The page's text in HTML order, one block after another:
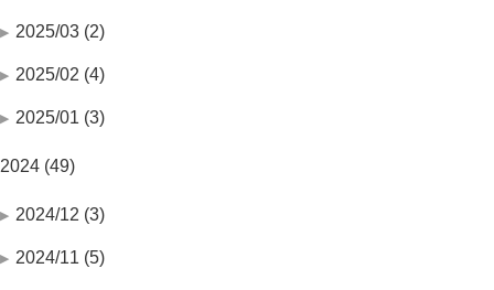
2025/03 (2)
2025/02 (4)
2025/01 (3)
2024 (49)
2024/12 (3)
2024/11 (5)